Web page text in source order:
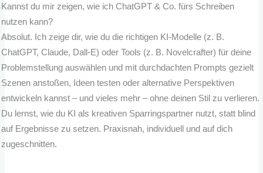
Kannst du mir zeigen, wie ich ChatGPT & Co. fürs Schreiben
nutzen kann?
Absolut. Ich zeige dir, wie du die richtigen KI-Modelle (z. B.
ChatGPT, Claude, Dall-E) oder Tools (z. B. Novelcrafter) für deine
Problemstellung auswählen und mit durchdachten Prompts gezielt
Szenen anstoßen, Ideen testen oder alternative Perspektiven
entwickeln kannst – und vieles mehr – ohne deinen Stil zu verlieren.
Du lernst, wie du KI als kreativen Sparringspartner nutzt, statt blind
auf Ergebnisse zu setzen. Praxisnah, individuell und auf dich
zugeschnitten.